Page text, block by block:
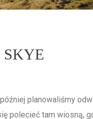
SKYE
planowaliśmy
polecieć tam wiosną,